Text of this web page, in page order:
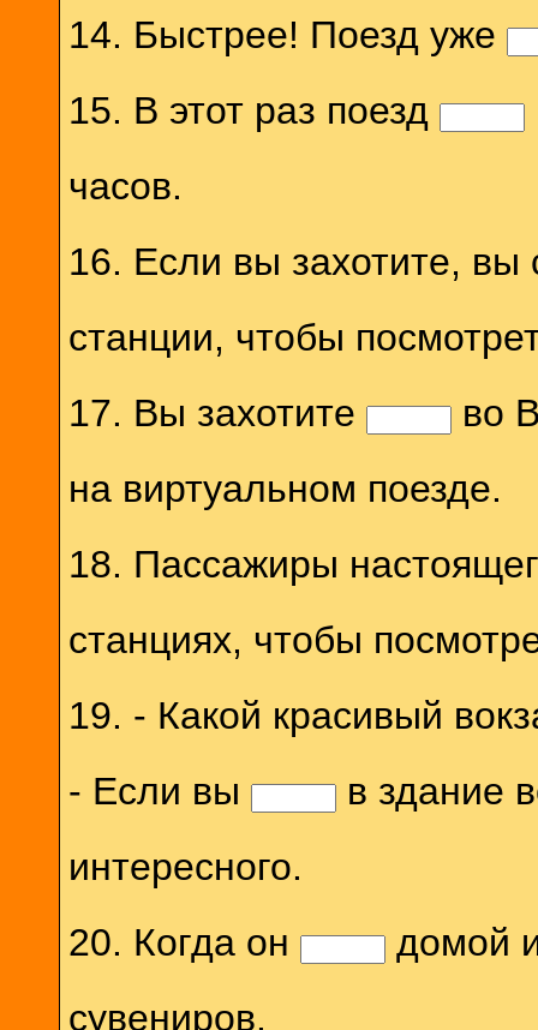
14. Быстрее! Поезд уже
15. В этот раз поезд
часов.
16. Если вы захотите,
станции, чтобы
17. Вы захотите
во
на виртуальном поезде.
18. Пассажиры
станциях, чтобы
19. - Какой красивый
- Если вы
в здание
интересного.
20. Когда он
домой
сувениров.